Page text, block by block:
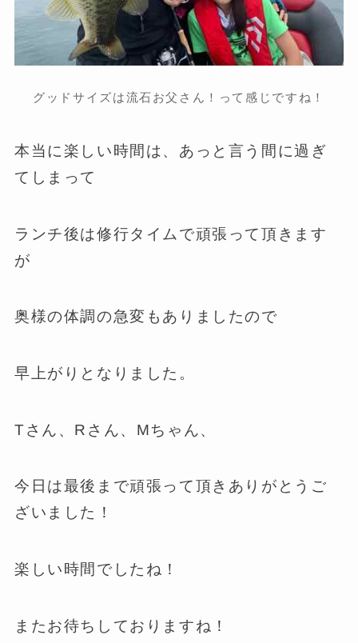
グッドサイズは流石お父さん！って感じですね！
本当に楽しい時間は、あっと言う間に過ぎ
てしまって
ランチ後は修行タイムで頑張って頂きます
が
奥様の体調の急変もありましたので
早上がりとなりました。
Tさん、Rさん、Mちゃん、
今日は最後まで頑張って頂きありがとうご
ざいました！
楽しい時間でしたね！
またお待ちしておりますね！